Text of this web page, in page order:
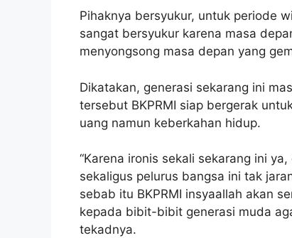
Pihaknya bersyukur, untuk periode
sangat bersyukur karena masa
menyongsong masa depan yang
Dikatakan, generasi sekarang ini
tersebut BKPRMI siap bergerak
uang namun keberkahan hidup.
“Karena ironis sekali sekarang ini
sekaligus pelurus bangsa ini tak
sebab itu BKPRMI insyaallah akan
kepada bibit-bibit generasi muda
tekadnya.